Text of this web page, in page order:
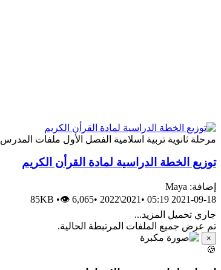
مرحلة ثانوية تربية اسلامية الفصل الأول ملفات المدرس
توزيع الخطة الدراسية لمادة القرأن الكريم
إضافة: Maya
2021-09-18 05:19
•
2021\2022
•
85KB •👁 6,065
جاري تحميل المزيد...
تم عرض جميع الملفات المرتبطة الحالية.
×
🍪